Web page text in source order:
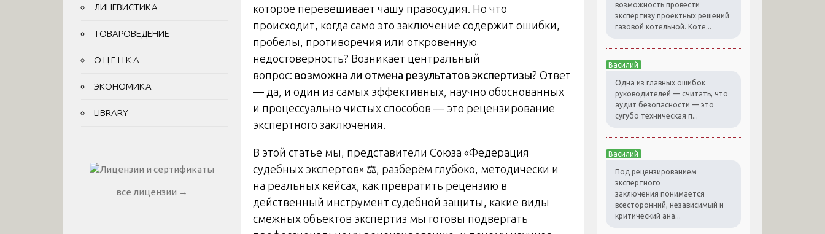
которое перевешивает чашу правосудия. Но что
происходит, когда само это заключение содержит ошибки,
пробелы, противоречия или откровенную
недостоверность? Возникает центральный
вопрос: возможна ли отмена результатов экспертизы? Ответ
— да, и один из самых эффективных, научно обоснованных
и процессуально чистых способов — это рецензирование
экспертного заключения.
В этой статье мы, представители Союза «Федерация
судебных экспертов» ⚖️, разберём глубоко, методически и
на реальных кейсах, как превратить рецензию в
действенный инструмент судебной защиты, какие виды
смежных объектов экспертиз мы готовы подвергать
ЛИНГВИСТИКА
ТОВАРОВЕДЕНИЕ
О Ц Е Н К А
ЭКОНОМИКА
LIBRARY
все лицензии →
возможность провести
экспертизу проектных решений
газовой котельной. Коте...
Василий
Одна из главных ошибок
руководителей — считать, что
аудит безопасности — это
сугубо техническая п...
Василий
Под рецензированием
экспертного
заключения понимается
всесторонний, независимый и
критический ана...